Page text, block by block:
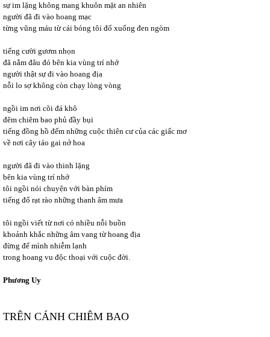
sự im lặng không mang khuôn mặt an nhiên
người đã đi vào hoang mạc
từng vũng máu từ cái bóng tôi đổ xuống đen ngòm
tiếng cười gươm nhọn
đã nằm đâu đó bên kia vùng trí nhớ
người thật sự đi vào hoang địa
nỗi lo sợ không còn chạy lòng vòng
ngồi im nơi cõi đá khô
đêm chiêm bao phủ đầy bụi
tiếng đồng hồ đếm những cuộc thiên cư của các giấc mơ
về nơi cây táo gai nở hoa
người đã đi vào thinh lặng
bên kia vùng trí nhớ
tôi ngồi nói chuyện với bàn phím
tiếng đổ rạt rào những thanh âm mưa
tôi ngồi viết từ nơi có nhiều nỗi buồn
khoảnh khắc những âm vang từ hoang địa
đừng để mình nhiễm lạnh
trong hoang vu độc thoại với cuộc đời.
Phương Uy
TRÊN CÁNH CHIÊM BAO